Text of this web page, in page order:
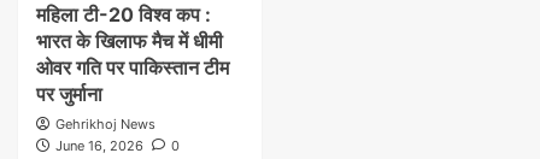
महिला टी-20 विश्व कप :
भारत के खिलाफ मैच में धीमी
ओवर गति पर पाकिस्तान टीम
पर जुर्माना
Gehrikhoj News
June 16, 2026
0